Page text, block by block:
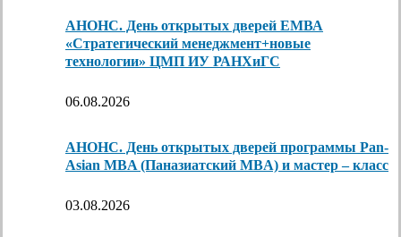
АНОНС. День открытых дверей ЕМВА
«Стратегический менеджмент+новые
технологии» ЦМП ИУ РАНХиГС
06.08.2026
АНОНС. День открытых дверей программы Pan-
Asian MBA (Паназиатский MBA) и мастер – класс
03.08.2026